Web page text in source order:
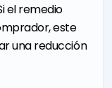
el remedio
este
una reducción